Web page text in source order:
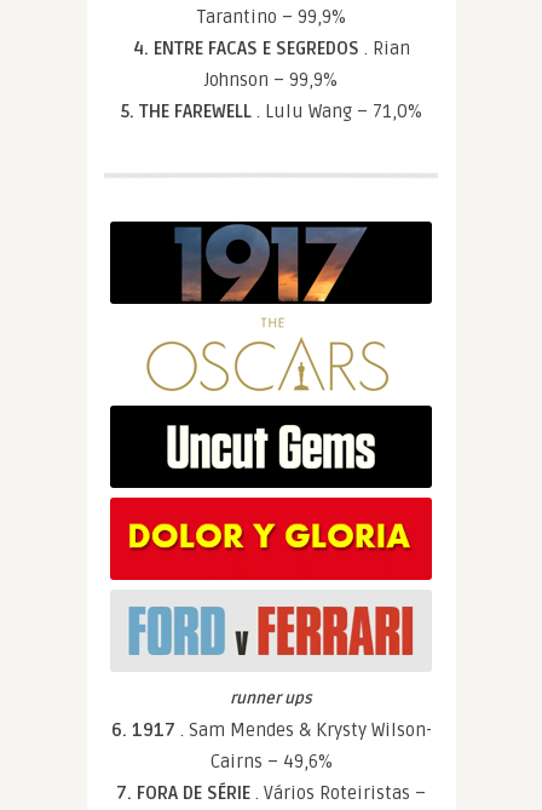
Tarantino – 99,9%
4. ENTRE FACAS E SEGREDOS . Rian
Johnson – 99,9%
5. THE FAREWELL . Lulu Wang – 71,0%
runner ups
6. 1917 . Sam Mendes & Krysty Wilson-
Cairns – 49,6%
7. FORA DE SÉRIE . Vários Roteiristas –